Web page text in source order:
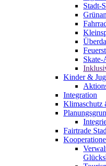
Stadt-
Skate-
Kinder &
Integration
Klimaschutz
Fairtrade